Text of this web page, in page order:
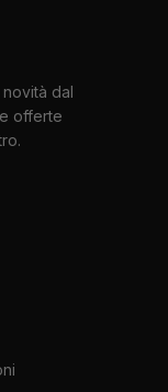
dal
offerte